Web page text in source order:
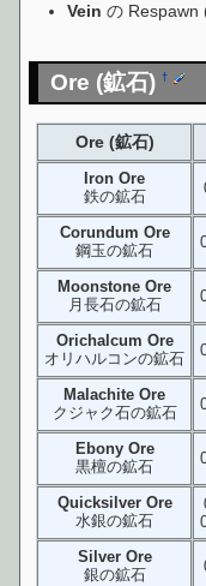
Vein の Respawn
Ore (鉱石)†
Ore (鉱石)
Iron Ore
鉄の鉱石
Corundum Ore
鋼玉の鉱石
Moonstone Ore
月長石の鉱石
Orichalcum Ore
オリハルコンの鉱石
Malachite Ore
クジャク石の鉱石
Ebony Ore
黒檀の鉱石
Quicksilver Ore
水銀の鉱石
Silver Ore
銀の鉱石